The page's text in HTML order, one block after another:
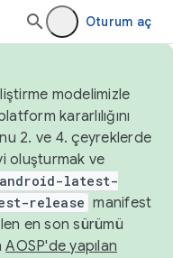
Oturum aç
modelimizle
kararlılığını
2. ve 4. çeyreklerde
oluşturmak ve
android-latest-
release manifest
en son sürümü
AOSP'de yapılan